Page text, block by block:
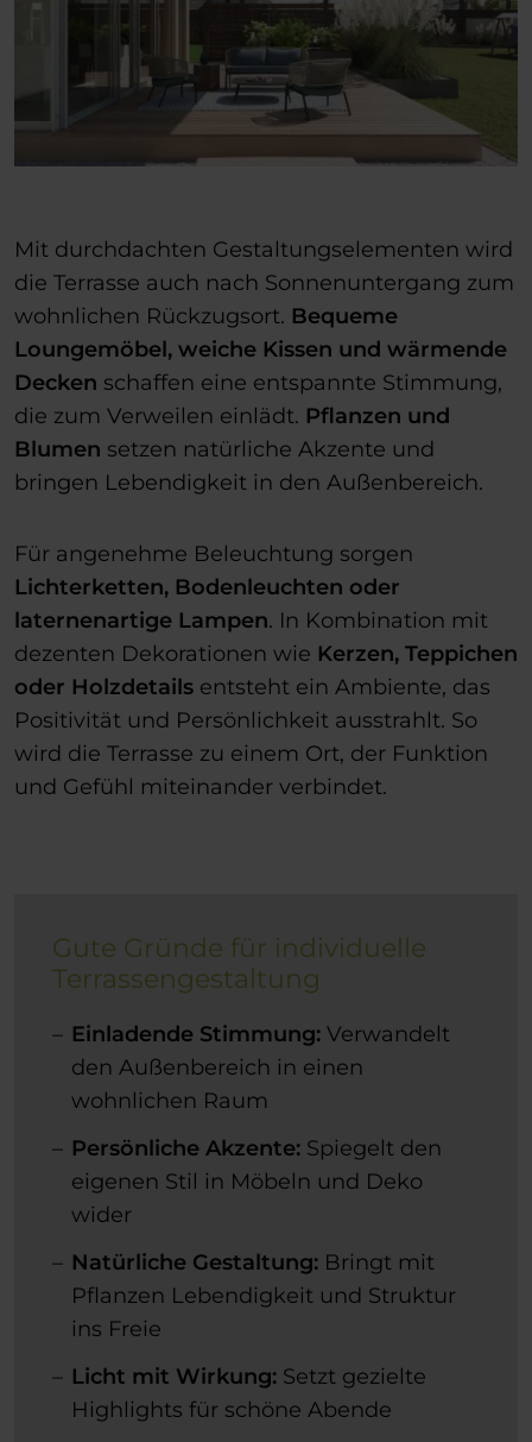
Mit durchdachten Gestaltungselementen wird
die Terrasse auch nach Sonnenuntergang zum
wohnlichen Rückzugsort. Bequeme
Loungemöbel, weiche Kissen und wärmende
Decken schaffen eine entspannte Stimmung,
die zum Verweilen einlädt. Pflanzen und
Blumen setzen natürliche Akzente und
bringen Lebendigkeit in den Außenbereich.
Für angenehme Beleuchtung sorgen
Lichterketten, Bodenleuchten oder
laternenartige Lampen. In Kombination mit
dezenten Dekorationen wie Kerzen, Teppichen
oder Holzdetails entsteht ein Ambiente, das
Positivität und Persönlichkeit ausstrahlt. So
wird die Terrasse zu einem Ort, der Funktion
und Gefühl miteinander verbindet.
Gute Gründe für individuelle
Terrassengestaltung
Einladende Stimmung: Verwandelt
den Außenbereich in einen
wohnlichen Raum
Persönliche Akzente: Spiegelt den
eigenen Stil in Möbeln und Deko
wider
Natürliche Gestaltung: Bringt mit
Pflanzen Lebendigkeit und Struktur
ins Freie
Licht mit Wirkung: Setzt gezielte
Highlights für schöne Abende